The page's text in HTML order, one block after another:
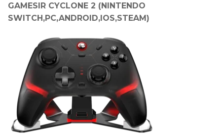
GAMESIR CYCLONE 2 (NINTENDO
SWITCH,PC,ANDROID,IOS,STEAM)